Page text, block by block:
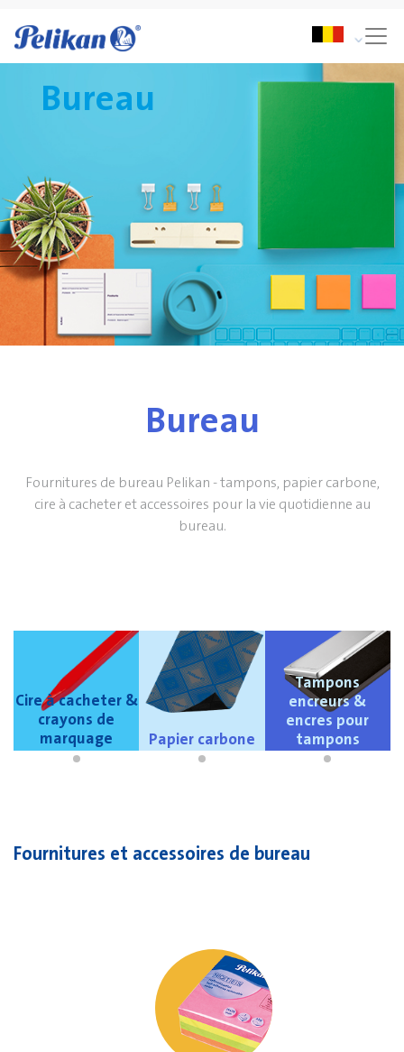
Bureau
Bureau
Fournitures de bureau Pelikan - tampons, papier carbone,
cire à cacheter et accessoires pour la vie quotidienne au
bureau.
Cire à cacheter &
crayons de
marquage
Papier carbone
Tampons
encreurs &
encres pour
tampons
Fournitures et accessoires de bureau